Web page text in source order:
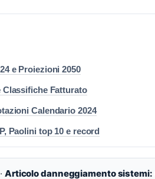
e Proiezioni 2050
Classifiche Fatturato
Calendario 2024
Paolini top 10 e record
Articolo danneggiamento sistemi: